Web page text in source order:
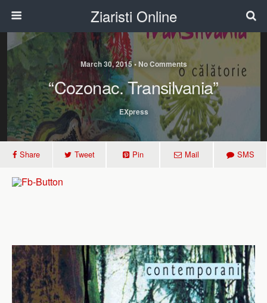
Ziaristi Online
March 30, 2015 • No Comments
“Cozonac. Transilvania”
EXpress
Share Tweet Pin Mail SMS